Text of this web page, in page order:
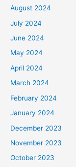
August 2024
July 2024
June 2024
May 2024
April 2024
March 2024
February 2024
January 2024
December 2023
November 2023
October 2023